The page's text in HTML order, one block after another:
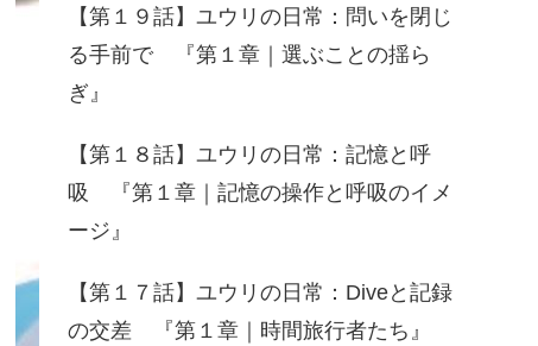
【第１９話】ユウリの日常：問いを閉じ
る手前で 『第１章｜選ぶことの揺ら
ぎ』
【第１８話】ユウリの日常：記憶と呼
吸 『第１章｜記憶の操作と呼吸のイメ
ージ』
【第１７話】ユウリの日常：Diveと記録
の交差 『第１章｜時間旅行者たち』